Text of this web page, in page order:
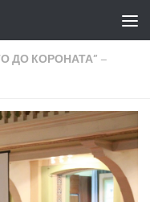
ДО КОРОНАТА” –